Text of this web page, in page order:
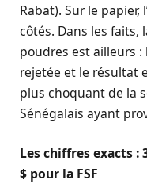
Rabat). Sur le
côtés. Dans les faits,
poudres est ailleurs
rejetée et le résultat
plus choquant de la
Sénégalais ayant
Les chiffres exacts :
$ pour la FSF